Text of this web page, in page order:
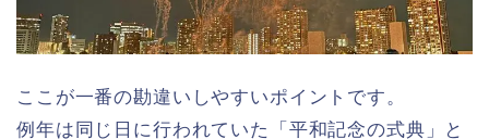
ここが一番の勘違いしやすいポイントです。
例年は同じ日に行われていた「平和記念の式典」と